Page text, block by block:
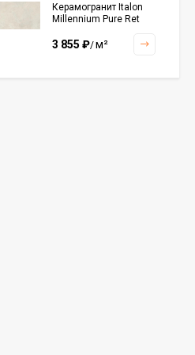
Керамогранит Italon
Millennium Pure Ret
3 855 ₽/м²